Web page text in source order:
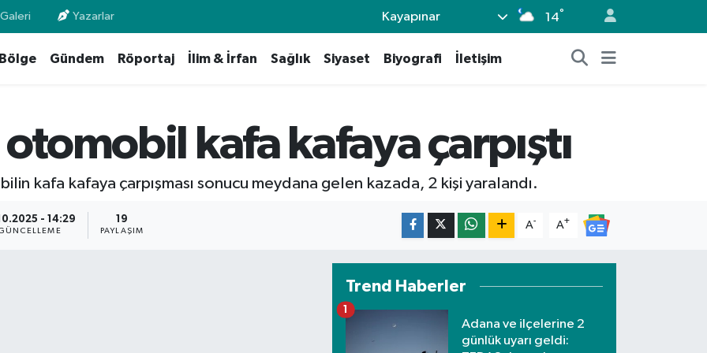
Yazarlar Kayapınar 14°
Bölge Gündem Röportaj İlim & İrfan Sağlık Siyaset Biyografi İletişim
kafa kafaya çarpıştı
kafa kafaya çarpışması sonucu meydana gelen kazada, 2 kişi yaralandı.
- 14:29 19
PAYLAŞIM
A- A+
Trend Haberler
Adana ve ilçelerine 2
günlük uyarı geldi:
1